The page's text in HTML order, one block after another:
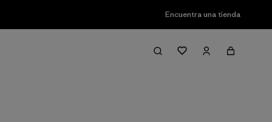
Encuentra una tienda
Filter & Sort